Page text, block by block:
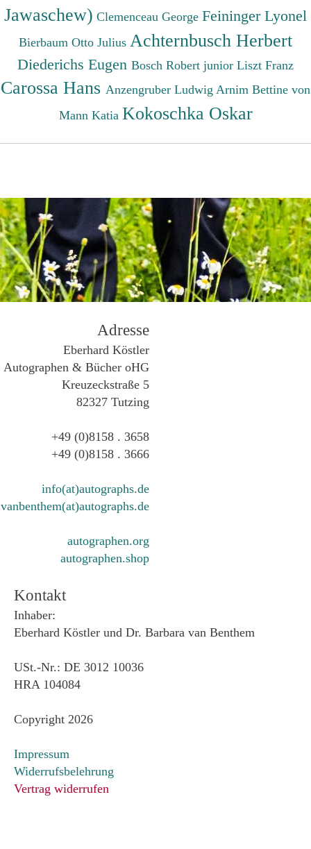
Jawaschew) Clemenceau George Feininger Lyonel
Bierbaum Otto Julius Achternbusch Herbert
Diederichs Eugen Bosch Robert junior Liszt Franz
Carossa Hans Anzengruber Ludwig Arnim Bettine von
Mann Katia Kokoschka Oskar
Adresse
Eberhard Köstler
Autographen & Bücher oHG
Kreuzeckstraße 5
82327 Tutzing
+49 (0)8158 . 3658
+49 (0)8158 . 3666
info(at)autographs.de
vanbenthem(at)autographs.de
autographen.org
autographen.shop
Kontakt
Inhaber:
Eberhard Köstler und Dr. Barbara van Benthem
USt.-Nr.: DE 3012 10036
HRA 104084
Copyright 2026
Impressum
Widerrufsbelehrung
Vertrag widerrufen